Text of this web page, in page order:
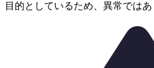
目的としているため、異常ではあ